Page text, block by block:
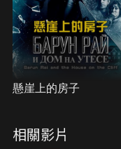
懸崖上的房子
相關影片